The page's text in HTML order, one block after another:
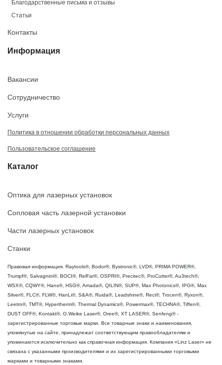
Благодарственные письма и отзывы
Статьи
Контакты
Информация
Вакансии
Сотрудничество
Услуги
Политика в отношении обработки персональных данных
Пользовательское соглашение
Каталог
Оптика для лазерных установок
Сопловая часть лазерной установки
Части лазерных установок
Станки
Правовая информация. Raytools®, Bodor®, Bystronic®, LVD®, PRIMA POWER®,
Trumpf®, Salvagnini®, BOCI®, RelFar®, OSPRI®, Precitec®, ProCutter®, Au3tech®,
WSX®, CQWY®, Hans®, HSG®, Amada®, QILIN®, SUP®, Max Photonics®, IPG®, Max
Silver®, FLC®, FLW®, HanLi®, S&A®, Ruida®, Leadshine®, Reci®, Trocen®, Ryxon®,
Leetro®, TMT®, Hypertherm®, Thermal Dynamics®, Powermax®, TECHNA®, Tiffen®,
DUST OFF®, Kontakt®, G.Weike Laser®, Oree®, XT LASER®, Senfeng® -
зарегистрированные торговые марки. Все товарные знаки и наименования,
упомянутые на сайте, принадлежат соответствующим правообладателям и
упоминаются исключительно как справочная информация. Компания «Linz Laser» не
связана с указанными производителями и их зарегистрированными торговыми
марками и товарными знаками.